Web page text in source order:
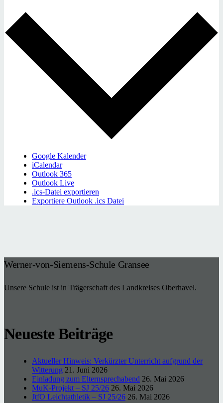
Google Kalender
iCalendar
Outlook 365
Outlook Live
.ics-Datei exportieren
Exportiere Outlook .ics Datei
Werner-von-Siemens-Schule Gransee
Unsere Schule ist in Trägerschaft des Landkreises Oberhavel.
Neueste Beiträge
Aktueller Hinweis: Verkürzter Unterricht aufgrund der
Witterung 21. Juni 2026
Einladung zum Elternsprechabend 26. Mai 2026
MuK-Projekt – SJ 25/26 26. Mai 2026
JtfO Leichtathletik – SJ 25/26 26. Mai 2026